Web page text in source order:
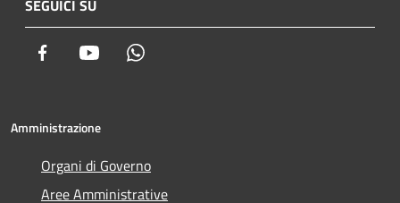
SEGUICI SU
Facebook Youtube
Amministrazione
Organi di Governo
Aree Amministrative